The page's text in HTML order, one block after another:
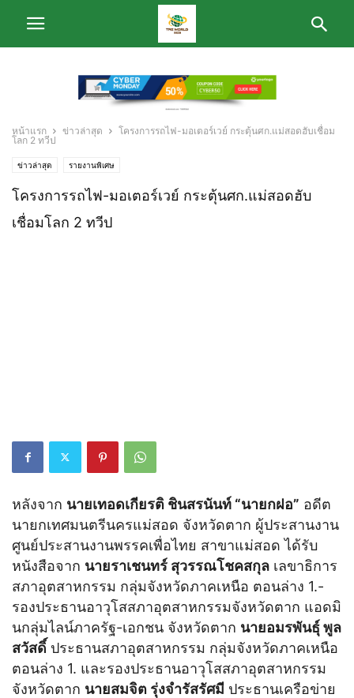
หน้าแรก ข่าวล่าสุด
โครงการรถไฟ-มอเตอร์เวย์ กระตุ้นศก.แม่สอดฮับเชื่อม
โลก 2 ทวีป
ข่าวล่าสุด รายงานพิเศษ
โครงการรถไฟ-มอเตอร์เวย์ กระตุ้นศก.แม่สอดฮับ
เชื่อมโลก 2 ทวีป
หลังจาก นายเทอดเกียรติ ชินสรนันท์ “นายกฝอ” อดีต
นายกเทศมนตรีนครแม่สอด จังหวัดตาก ผู้ประสานงาน
ศูนย์ประสานงานพรรคเพื่อไทย สาขาแม่สอด ได้รับ
หนังสือจาก นายราเชนทร์ สุวรรณโชคสกุล เลขาธิการ
สภาอุตสาหกรรม กลุ่มจังหวัดภาคเหนือ ตอนล่าง 1.-
รองประธานอาวุโสสภาอุตสาหกรรมจังหวัดตาก แอดมิ
นกลุ่มไลน์ภาครัฐ-เอกชน จังหวัดตาก นายอมรพันธุ์ พูล
สวัสดิ์ ประธานสภาอุตสาหกรรม กลุ่มจังหวัดภาคเหนือ
ตอนล่าง 1. และรองประธานอาวุโสสภาอุตสาหกรรม
จังหวัดตาก นายสมจิต รุ่งจำรัสรัศมี ประธานเครือข่าย